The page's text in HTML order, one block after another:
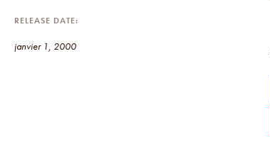
RELEASE DATE
janvier 1, 2000